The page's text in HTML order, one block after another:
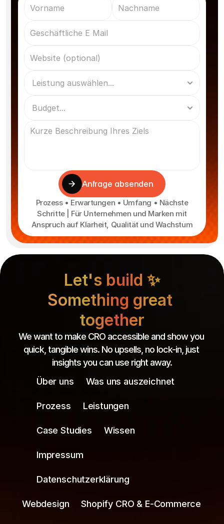
Anfrage absenden
Prozess • Erwartungen • Umfang • Nächste
Schritte | Für Unternehmen und Marken mit
Anspruch auf Klarheit, Qualität und Wachstum
Let's build ✨
Something great
together
We want to make CRO accessible and show you
quick, tangible wins. No upsells, no lock-in, just
insights you can use right away.
Über uns
Was uns auszeichnet
Prozess Leistungen
Case Studies Wissen
Impressum
Datenschutzerklärung
Webdesign Shopify CRO & E-Commerce